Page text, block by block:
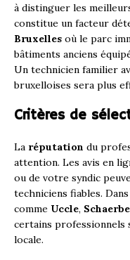
à distinguer les
constitue un facteur
Bruxelles où le parc
bâtiments anciens
Un technicien familier
bruxelloises sera plus
Critères de
La réputation du
attention. Les avis en
ou de votre syndic
techniciens fiables.
comme Uccle,
certains
locale.